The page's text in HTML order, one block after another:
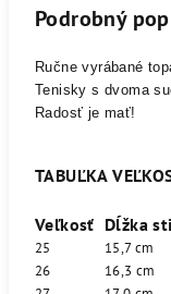
Podrobný
Ručne vyrábané
Tenisky s dvoma
Radosť je mať!
TABUĽKA
Veľkosť Dĺžka
25
15,7 cm
26
16,3 cm